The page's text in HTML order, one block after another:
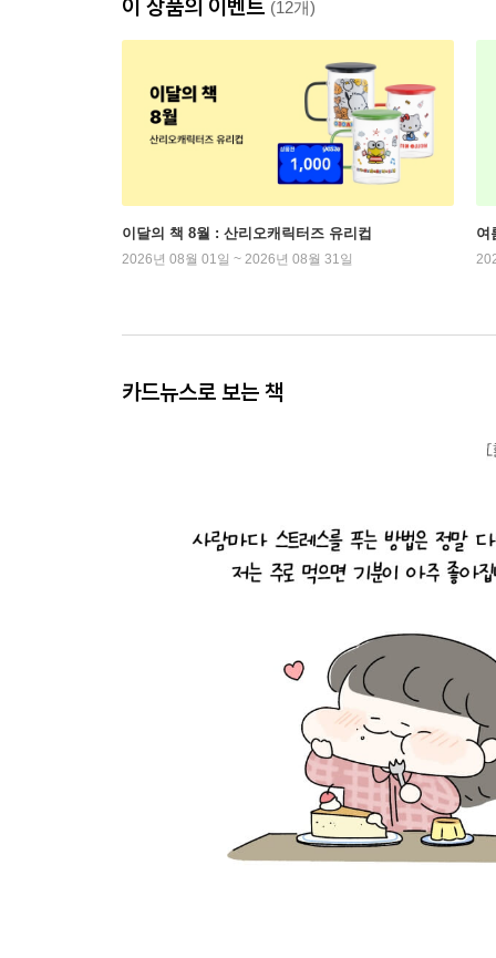
이 상품의 이벤트 (12개)
이달의 책 8월 : 산리오캐릭터즈 유리컵
2026년 08월 01일 ~ 2026년 08월 31일
여
카드뉴스로 보는 책